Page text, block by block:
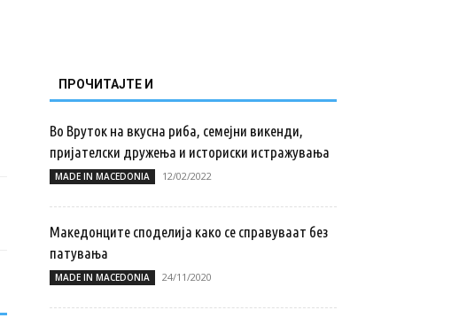
ПРОЧИТАЈТЕ И
Во Вруток на вкусна риба, семејни викенди,
пријателски дружења и историски истражувања
MADE IN MACEDONIA 12/02/2022
Македонците споделија како се справуваат без
патувања
MADE IN MACEDONIA 24/11/2020